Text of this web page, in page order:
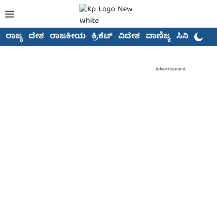
ರಾಜ್ಯ ದೇಶ ರಾಜಕೀಯ ಕ್ರಿಕೆಟ್ ವಿದೇಶ ವಾಣಿಜ್ಯ ಸಿನಿಮಾ
Advertisement